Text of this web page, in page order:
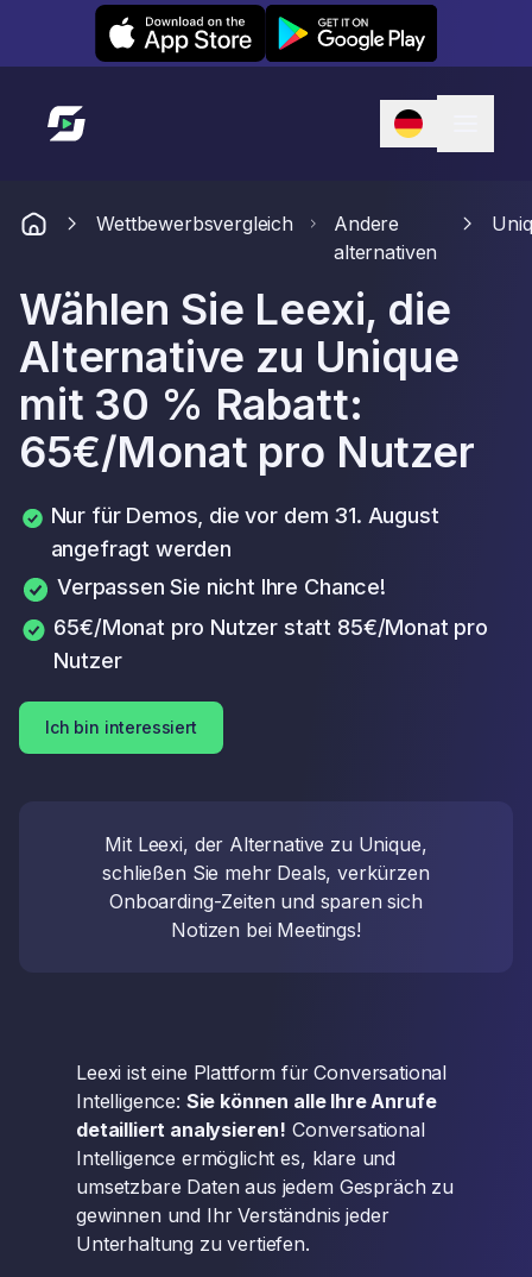
Leexi on iOS Leexi on Android
Link zur Startseite
Wettbewerbsvergleich
Andere
alternativen
Wählen Sie Leexi, die
Alternative zu Unique
mit 30 % Rabatt:
65€/Monat pro Nutzer
Nur für Demos, die vor dem 31. August
angefragt werden
Verpassen Sie nicht Ihre Chance!
65€/Monat pro Nutzer statt 85€/Monat pro
Nutzer
Ich bin interessiert
Mit Leexi, der Alternative zu Unique,
schließen Sie mehr Deals, verkürzen
Onboarding-Zeiten und sparen sich
Notizen bei Meetings!
Leexi ist eine Plattform für Conversational
Intelligence: Sie können alle Ihre Anrufe
detailliert analysieren! Conversational
Intelligence ermöglicht es, klare und
umsetzbare Daten aus jedem Gespräch zu
gewinnen und Ihr Verständnis jeder
Unterhaltung zu vertiefen.